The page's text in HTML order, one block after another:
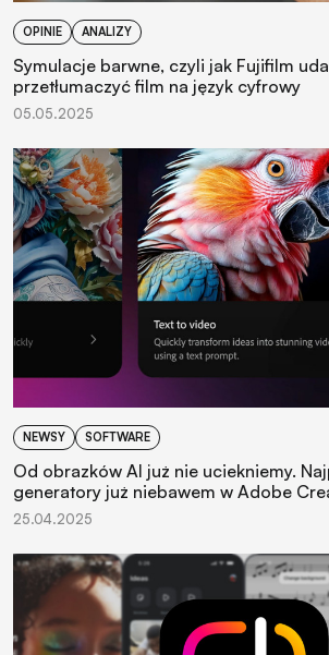
OPINIE ANALIZY
Symulacje barwne, czyli jak Fujifilm
przetłumaczyć film na język cyfrowy
05.05.2025
NEWSY SOFTWARE
Od obrazków AI już nie uciekniemy.
generatory już niebawem w Adobe
25.04.2025